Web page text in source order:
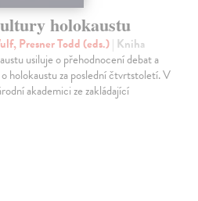
holokaustu
Presner Todd (eds.)| Kniha
usiluje o přehodnocení debat a
holokaustu za poslední čtvrtstoletí. V
akademici ze zakládající